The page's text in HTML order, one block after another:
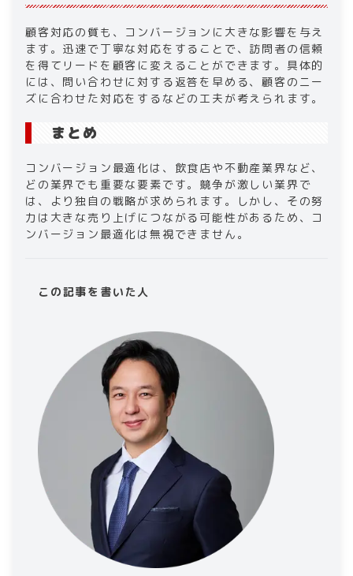
顧客対応の質も、コンバージョンに大きな影響を与え
ます。迅速で丁寧な対応をすることで、訪問者の信頼
を得てリードを顧客に変えることができます。具体的
には、問い合わせに対する返答を早める、顧客のニー
ズに合わせた対応をするなどの工夫が考えられます。
まとめ
コンバージョン最適化は、飲食店や不動産業界など、
どの業界でも重要な要素です。競争が激しい業界で
は、より独自の戦略が求められます。しかし、その努
力は大きな売り上げにつながる可能性があるため、コ
ンバージョン最適化は無視できません。
この記事を書いた人